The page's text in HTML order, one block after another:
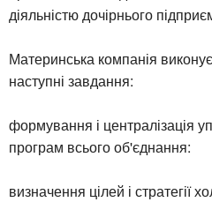
діяльністю дочірнього
Материнська компанія
наступні завдання:
формування і централізація
програм всього об'єднання:
визначення цілей і стратегії